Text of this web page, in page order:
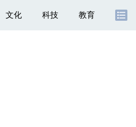
文化 科技 教育